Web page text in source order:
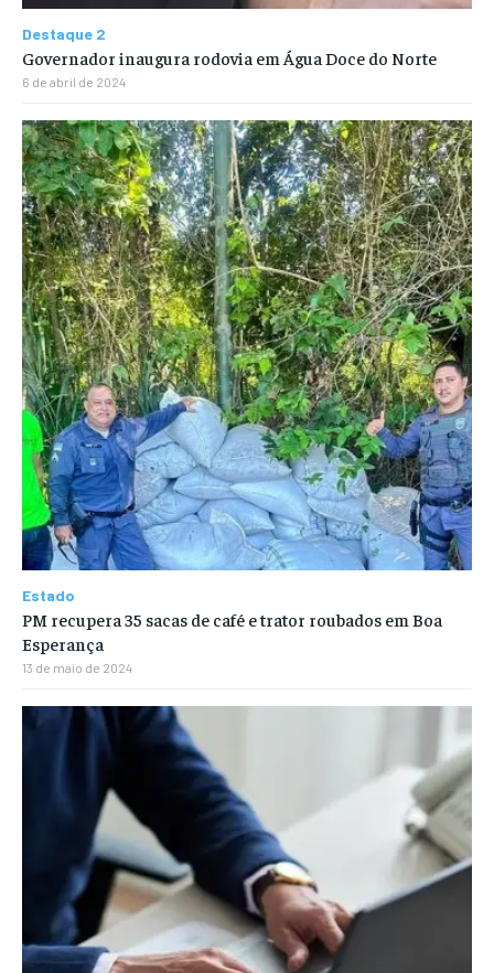
Destaque 2
Governador inaugura rodovia em Água Doce do Norte
6 de abril de 2024
Estado
PM recupera 35 sacas de café e trator roubados em Boa
Esperança
13 de maio de 2024